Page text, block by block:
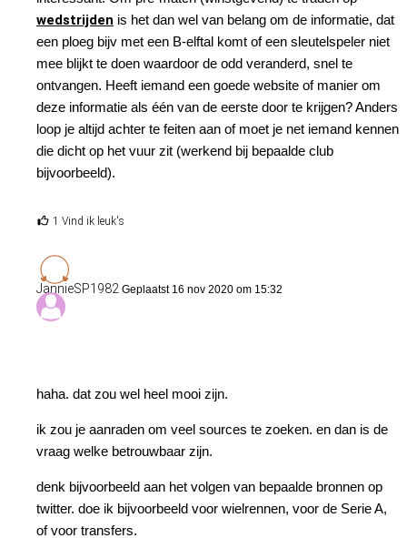
wedstrijden is het dan wel van belang om de informatie, dat
een ploeg bijv met een B-elftal komt of een sleutelspeler niet
mee blijkt te doen waardoor de odd veranderd, snel te
ontvangen. Heeft iemand een goede website of manier om
deze informatie als één van de eerste door te krijgen? Anders
loop je altijd achter te feiten aan of moet je net iemand kennen
die dicht op het vuur zit (werkend bij bepaalde club
bijvoorbeeld).
1 Vind ik leuk's
JannieSP1982 Geplaatst 16 nov 2020 om 15:32
haha. dat zou wel heel mooi zijn.
ik zou je aanraden om veel sources te zoeken. en dan is de
vraag welke betrouwbaar zijn.
denk bijvoorbeeld aan het volgen van bepaalde bronnen op
twitter. doe ik bijvoorbeeld voor wielrennen, voor de Serie A,
of voor transfers.